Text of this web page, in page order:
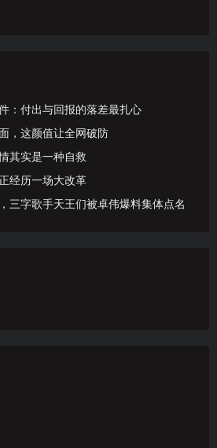
：付出与回报的落差最扎心
，这颜值让全网破防
其实是一种自救
经历一场大改革
三字歌手天王们被卓伟爆料集体点名